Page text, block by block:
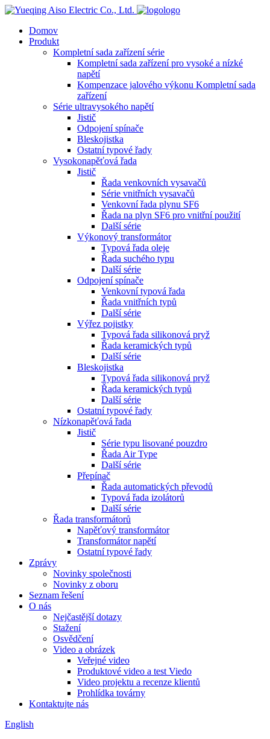
logo
Domov
Produkt
Kompletní sada zařízení série
Kompletní sada zařízení pro vysoké a nízké
napětí
Kompenzace jalového výkonu Kompletní sada
zařízení
Série ultravysokého napětí
Jistič
Odpojení spínače
Bleskojistka
Ostatní typové řady
Vysokonapěťová řada
Jistič
Řada venkovních vysavačů
Série vnitřních vysavačů
Venkovní řada plynu SF6
Řada na plyn SF6 pro vnitřní použití
Další série
Výkonový transformátor
Typová řada oleje
Řada suchého typu
Další série
Odpojení spínače
Venkovní typová řada
Řada vnitřních typů
Další série
Výřez pojistky
Typová řada silikonová pryž
Řada keramických typů
Další série
Bleskojistka
Typová řada silikonová pryž
Řada keramických typů
Další série
Ostatní typové řady
Nízkonapěťová řada
Jistič
Série typu lisované pouzdro
Řada Air Type
Další série
Přepínač
Řada automatických převodů
Typová řada izolátorů
Další série
Řada transformátorů
Napěťový transformátor
Transformátor napětí
Ostatní typové řady
Zprávy
Novinky společnosti
Novinky z oboru
Seznam řešení
O nás
Nejčastější dotazy
Stažení
Osvědčení
Video a obrázek
Veřejné video
Produktové video a test Viedo
Video projektu a recenze klientů
Prohlídka továrny
Kontaktujte nás
English